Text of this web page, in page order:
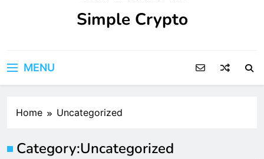
Simple Crypto
MENU
Home Uncategorized
Category:Uncategorized